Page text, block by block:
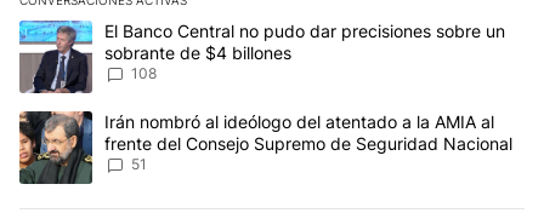
Este listado muestra los artículos con más comentarios en los
Un artículo de tendencia con el título "El Banco Central no pudo
El Banco Central no pudo dar precisiones sobre un
sobrante de $4 billones
108
Un artículo de tendencia con el título "Irán nombró al ideólogo
Irán nombró al ideólogo del atentado a la AMIA al
frente del Consejo Supremo de Seguridad Nacional
51